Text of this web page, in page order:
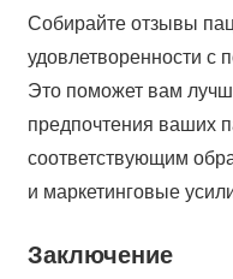
Собирайте отзывы
удовлетворенности с
Это поможет вам
предпочтения ваших
соответствующим
и маркетинговые
Заключение